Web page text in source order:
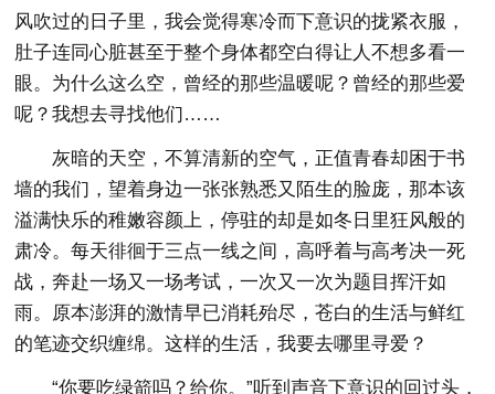
风吹过的日子里，我会觉得寒冷而下意识的拢紧衣服，
肚子连同心脏甚至于整个身体都空白得让人不想多看一
眼。为什么这么空，曾经的那些温暖呢？曾经的那些爱
呢？我想去寻找他们……
灰暗的天空，不算清新的空气，正值青春却困于书
墙的我们，望着身边一张张熟悉又陌生的脸庞，那本该
溢满快乐的稚嫩容颜上，停驻的却是如冬日里狂风般的
肃冷。每天徘徊于三点一线之间，高呼着与高考决一死
战，奔赴一场又一场考试，一次又一次为题目挥汗如
雨。原本澎湃的激情早已消耗殆尽，苍白的生活与鲜红
的笔迹交织缠绵。这样的生活，我要去哪里寻爱？
“你要吃绿箭吗？给你。”听到声音下意识的回过头，